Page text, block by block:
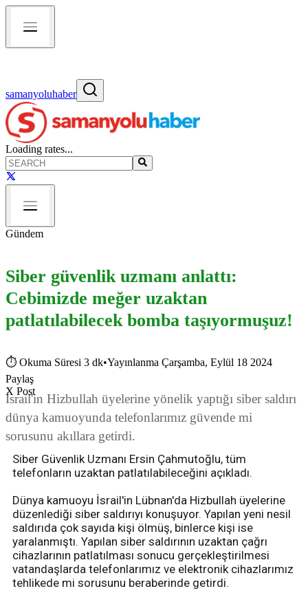
samanyoluhaber
Loading rates...
Gündem
Siber güvenlik uzmanı anlattı:
Cebimizde meğer uzaktan
patlatılabilecek bomba taşıyormuşuz!
⏱ Okuma Süresi 3 dk•Yayınlanma Çarşamba, Eylül 18 2024
Paylaş
X Post
İsrail'in Hizbullah üyelerine yönelik yaptığı siber saldırı
dünya kamuoyunda telefonlarımız güvende mi
sorusunu akıllara getirdi.
Siber Güvenlik Uzmanı Ersin Çahmutoğlu, tüm
telefonların uzaktan patlatılabileceğini açıkladı.
Dünya kamuoyu İsrail'in Lübnan'da Hizbullah üyelerine
düzenlediği siber saldırıyı konuşuyor. Yapılan yeni nesil
saldırıda çok sayıda kişi ölmüş, binlerce kişi ise
yaralanmıştı. Yapılan siber saldırının uzaktan çağrı
cihazlarının patlatılması sonucu gerçekleştirilmesi
vatandaşlarda telefonlarımız ve elektronik cihazlarımız
tehlikede mi sorusunu beraberinde getirdi.